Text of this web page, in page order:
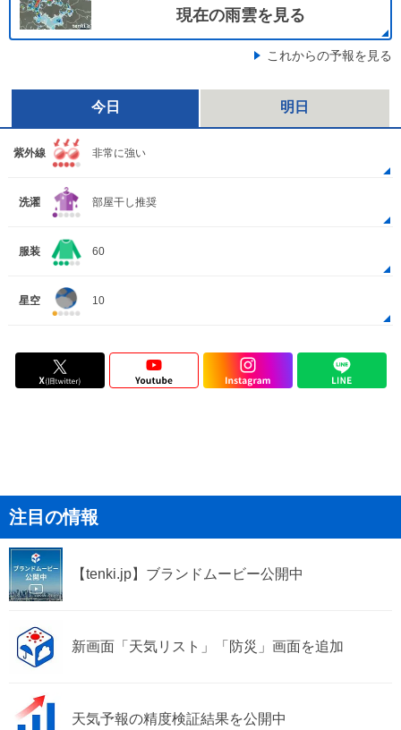
現在の雨雲を見る
これからの予報を見る
今日 明日
紫外線 非常に強い
洗濯 部屋干し推奨
服装 60
星空 10
注目の情報
【tenki.jp】ブランドムービー公開中
新画面「天気リスト」「防災」画面を追加
天気予報の精度検証結果を公開中